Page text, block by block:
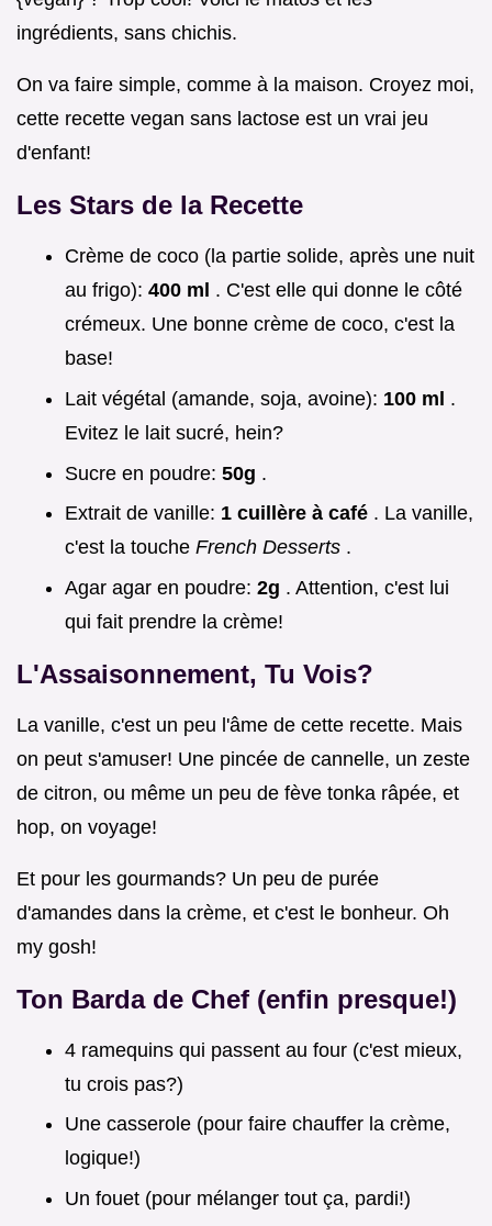
ingrédients, sans chichis.
On va faire simple, comme à la maison. Croyez moi,
cette recette vegan sans lactose est un vrai jeu
d'enfant!
Les Stars de la Recette
Crème de coco (la partie solide, après une nuit
au frigo): 400 ml . C'est elle qui donne le côté
crémeux. Une bonne crème de coco, c'est la
base!
Lait végétal (amande, soja, avoine): 100 ml .
Evitez le lait sucré, hein?
Sucre en poudre: 50g .
Extrait de vanille: 1 cuillère à café . La vanille,
c'est la touche French Desserts .
Agar agar en poudre: 2g . Attention, c'est lui
qui fait prendre la crème!
L'Assaisonnement, Tu Vois?
La vanille, c'est un peu l'âme de cette recette. Mais
on peut s'amuser! Une pincée de cannelle, un zeste
de citron, ou même un peu de fève tonka râpée, et
hop, on voyage!
Et pour les gourmands? Un peu de purée
d'amandes dans la crème, et c'est le bonheur. Oh
my gosh!
Ton Barda de Chef (enfin presque!)
4 ramequins qui passent au four (c'est mieux,
tu crois pas?)
Une casserole (pour faire chauffer la crème,
logique!)
Un fouet (pour mélanger tout ça, pardi!)